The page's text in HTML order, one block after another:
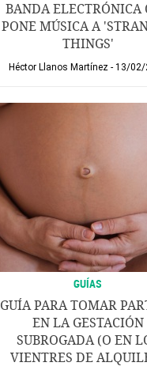
BANDA ELECTRÓNICA
PONE MÚSICA A
THINGS'
Héctor Llanos Martínez 13/02/
GUÍAS
GUÍA PARA TOMAR
EN LA GESTACIÓN
SUBROGADA (O EN
VIENTRES DE